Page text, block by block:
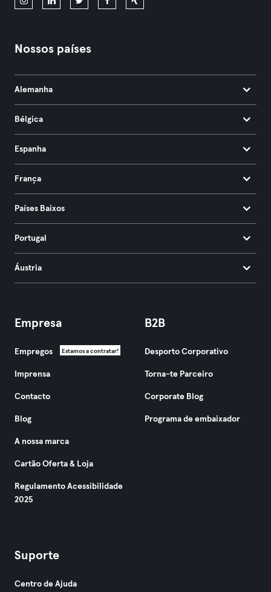
Nossos países
Alemanha
Bélgica
Espanha
França
Países Baixos
Portugal
Áustria
Empresa
Empregos Estamos a contratar!
Imprensa
Contacto
Blog
A nossa marca
Cartão Oferta & Loja
Regulamento Acessibilidade
2025
B2B
Desporto Corporativo
Torna-te Parceiro
Corporate Blog
Programa de embaixador
Suporte
Centro de Ajuda